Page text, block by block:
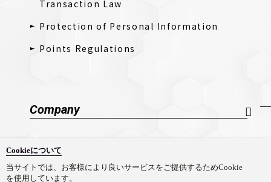
Cookieについて
当サイトでは、お客様により良いサービスをご提供するためCookie
を使用しています。
Transaction Law
Protection of Personal Information
Points Regulations
Company
採用情報